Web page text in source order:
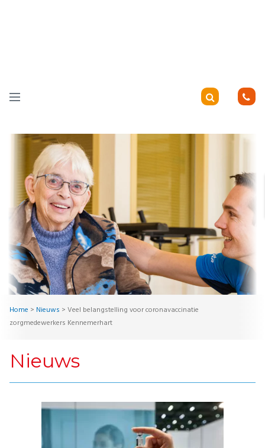
Home > Nieuws >Veel belangstelling voor coronavaccinatie
zorgmedewerkers Kennemerhart
Nieuws